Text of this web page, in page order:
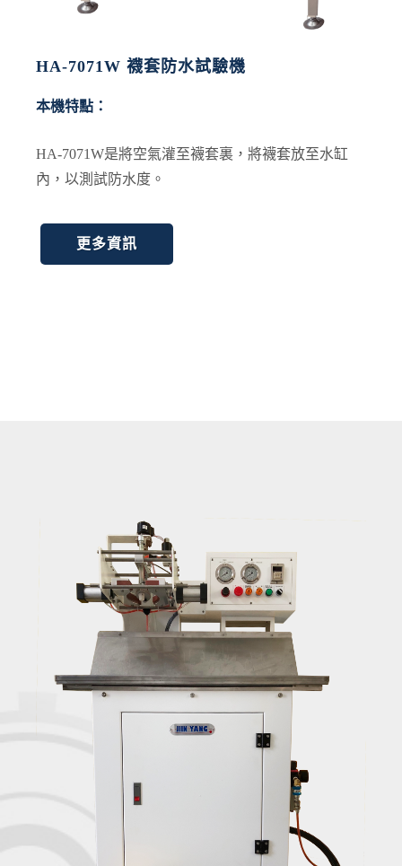
HA-7071W 襪套防水試驗機
本機特點：
HA-7071W是將空氣灌至襪套裏，將襪套放至水缸
內，以測試防水度。
更多資訊